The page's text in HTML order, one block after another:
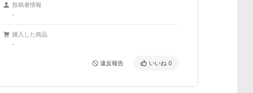
投稿者情報
-
購入した商品
-
違反報告 いいね 0